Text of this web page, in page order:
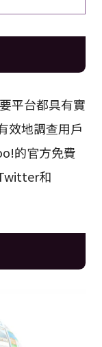
平台都具有實
效地調查用戶
的官方免費
和